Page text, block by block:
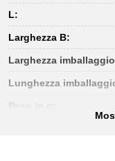
L:
Larghezza B:
Larghezza
Lunghezza
Peso in g: